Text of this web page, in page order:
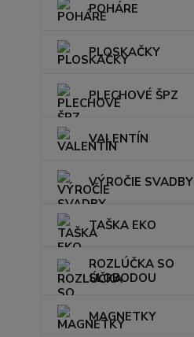
POHÁRE
PLOSKAČKY
PLECHOVÉ ŠPZ
VALENTÍN
VÝROČIE SVADBY
TAŠKA EKO
ROZLÚČKA SO
SLOBODOU
MAGNETKY